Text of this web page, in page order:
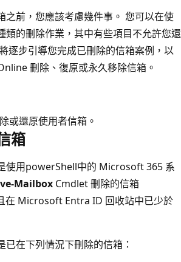
之前，您應該考慮幾件事。 您可以在使
類的刪除作業，其中有些項目不允許您還
逐步引導您完成已刪除的信箱案例，以
刪除、復原或永久移除信箱。
或還原使用者信箱。
箱
使用powerShell中的 Microsoft 365 系
Mailbox Cmdlet 刪除的信箱
在 Microsoft Entra ID 回收站中已少於
已在下列情況下刪除的信箱：